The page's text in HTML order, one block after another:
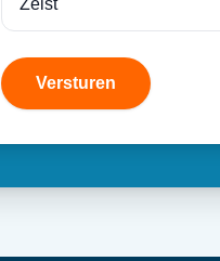
Versturen